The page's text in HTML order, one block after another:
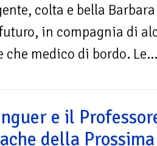
colta e bella
in compagnia di
che medico di bordo. Le...
e il
della Prossima